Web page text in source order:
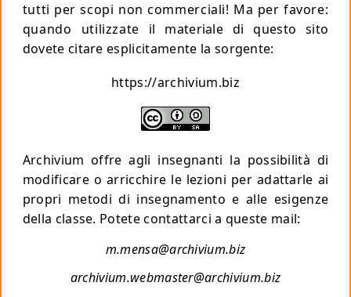
tutti per scopi non commerciali! Ma per favore:
quando utilizzate il materiale di questo sito
dovete citare esplicitamente la sorgente:
https://archivium.biz
Archivium offre agli insegnanti la possibilità di
modificare o arricchire le lezioni per adattarle ai
propri metodi di insegnamento e alle esigenze
della classe. Potete contattarci a queste mail:
m.mensa@archivium.biz
archivium.webmaster@archivium.biz